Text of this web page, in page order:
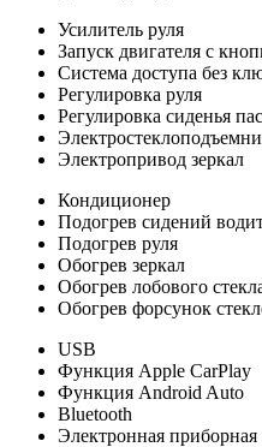
Усилитель руля
Запуск двигателя с
Система доступа без
Регулировка руля
Регулировка сиденья
Электропривод зеркал
Кондиционер
Подогрев сидений
Подогрев руля
Обогрев зеркал
Обогрев лобового
Обогрев форсунок
USB
Функция Apple CarPlay
Функция Android Auto
Bluetooth
Электронная приборная